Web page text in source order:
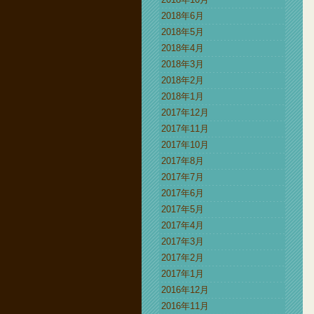
2018年6月
2018年5月
2018年4月
2018年3月
2018年2月
2018年1月
2017年12月
2017年11月
2017年10月
2017年8月
2017年7月
2017年6月
2017年5月
2017年4月
2017年3月
2017年2月
2017年1月
2016年12月
2016年11月